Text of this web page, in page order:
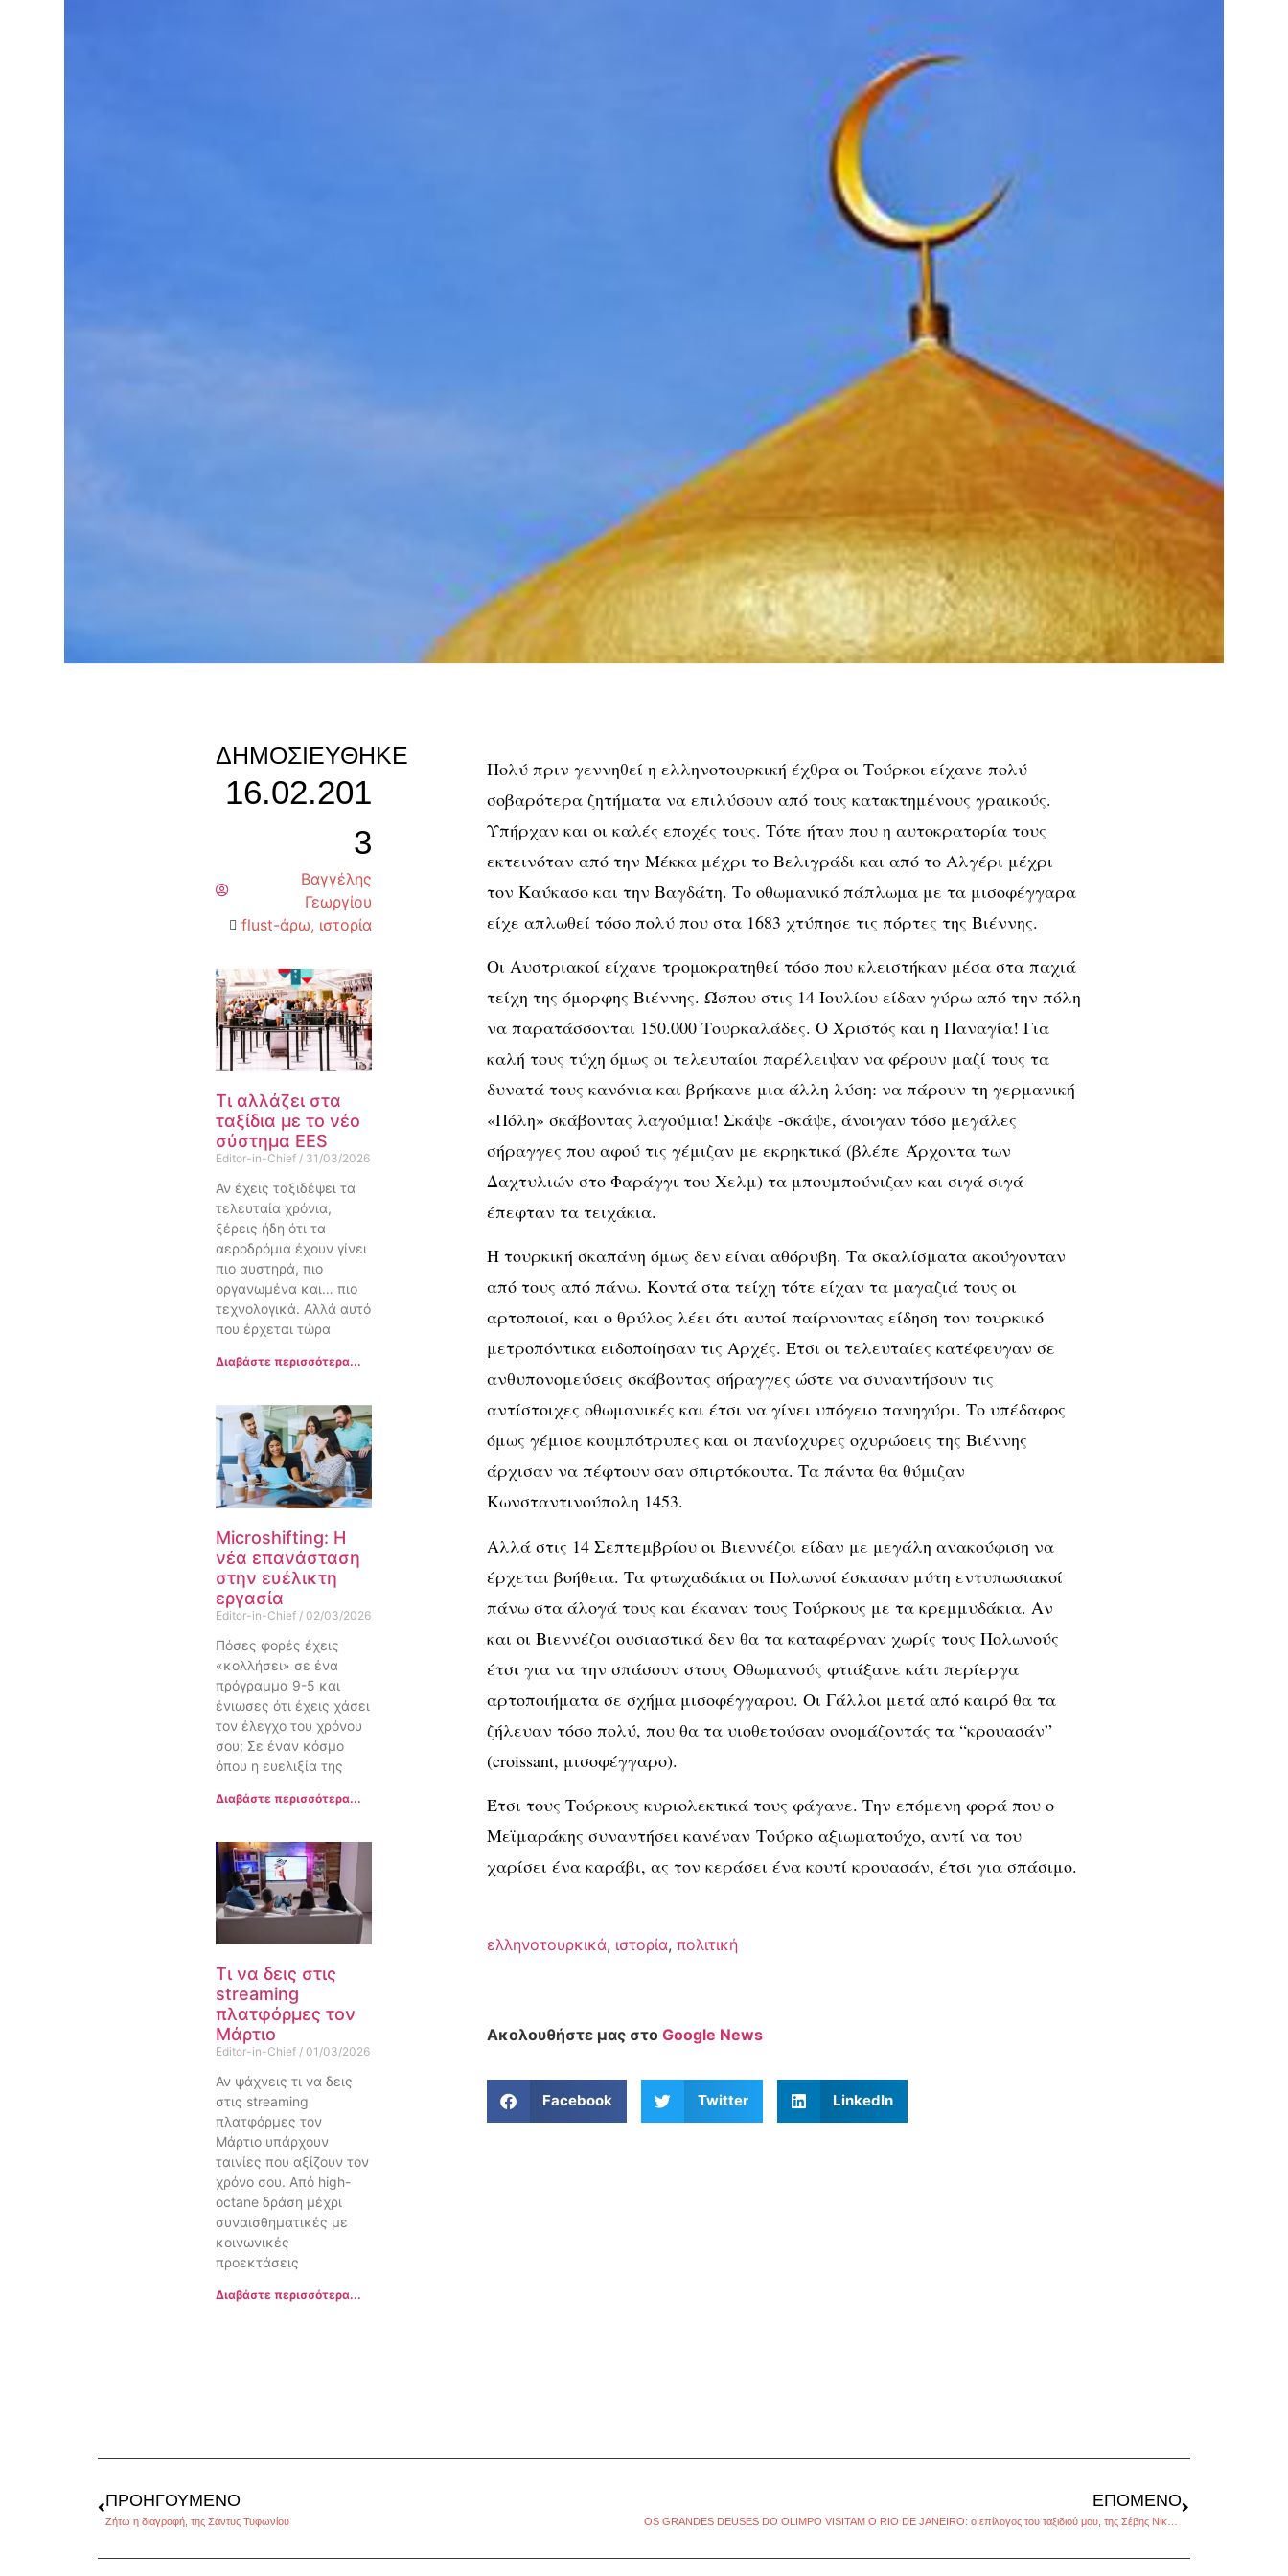
ΔΗΜΟΣΙΕΎΘΗΚΕ
16.02.201
3
Βαγγέλης
Γεωργίου
flust-άρω, ιστορία
Τι αλλάζει στα
ταξίδια με το νέο
σύστημα EES
Editor-in-Chief 31/03/2026
Αν έχεις ταξιδέψει τα
τελευταία χρόνια,
ξέρεις ήδη ότι τα
αεροδρόμια έχουν γίνει
πιο αυστηρά, πιο
οργανωμένα και… πιο
τεχνολογικά. Αλλά αυτό
που έρχεται τώρα
Διαβάστε περισσότερα...
Microshifting: Η
νέα επανάσταση
στην ευέλικτη
εργασία
Editor-in-Chief 02/03/2026
Πόσες φορές έχεις
«κολλήσει» σε ένα
πρόγραμμα 9-5 και
ένιωσες ότι έχεις χάσει
τον έλεγχο του χρόνου
σου; Σε έναν κόσμο
όπου η ευελιξία της
Διαβάστε περισσότερα...
Τι να δεις στις
streaming
πλατφόρμες τον
Μάρτιο
Editor-in-Chief 01/03/2026
Αν ψάχνεις τι να δεις
στις streaming
πλατφόρμες τον
Μάρτιο υπάρχουν
ταινίες που αξίζουν τον
χρόνο σου. Από high-
octane δράση μέχρι
συναισθηματικές με
κοινωνικές
προεκτάσεις
Διαβάστε περισσότερα...
Πολύ πριν γεννηθεί η ελληνοτουρκική έχθρα οι Τούρκοι είχανε πολύ
σοβαρότερα ζητήματα να επιλύσουν από τους κατακτημένους γραικούς.
Υπήρχαν και οι καλές εποχές τους. Τότε ήταν που η αυτοκρατορία τους
εκτεινόταν από την Μέκκα μέχρι το Βελιγράδι και από το Αλγέρι μέχρι
τον Καύκασο και την Βαγδάτη. Το οθωμανικό πάπλωμα με τα μισοφέγγαρα
είχε απλωθεί τόσο πολύ που στα 1683 χτύπησε τις πόρτες της Βιέννης.
Οι Αυστριακοί είχανε τρομοκρατηθεί τόσο που κλειστήκαν μέσα στα παχιά
τείχη της όμορφης Βιέννης. Ώσπου στις 14 Ιουλίου είδαν γύρω από την πόλη
να παρατάσσονται 150.000 Τουρκαλάδες. Ο Χριστός και η Παναγία! Για
καλή τους τύχη όμως οι τελευταίοι παρέλειψαν να φέρουν μαζί τους τα
δυνατά τους κανόνια και βρήκανε μια άλλη λύση: να πάρουν τη γερμανική
«Πόλη» σκάβοντας λαγούμια! Σκάψε -σκάψε, άνοιγαν τόσο μεγάλες
σήραγγες που αφού τις γέμιζαν με εκρηκτικά (βλέπε Άρχοντα των
Δαχτυλιών στο Φαράγγι του Χελμ) τα μπουμπούνιζαν και σιγά σιγά
έπεφταν τα τειχάκια.
Η τουρκική σκαπάνη όμως δεν είναι αθόρυβη. Τα σκαλίσματα ακούγονταν
από τους από πάνω. Κοντά στα τείχη τότε είχαν τα μαγαζιά τους οι
αρτοποιοί, και ο θρύλος λέει ότι αυτοί παίρνοντας είδηση τον τουρκικό
μετροπόντικα ειδοποίησαν τις Αρχές. Έτσι οι τελευταίες κατέφευγαν σε
ανθυπονομεύσεις σκάβοντας σήραγγες ώστε να συναντήσουν τις
αντίστοιχες οθωμανικές και έτσι να γίνει υπόγειο πανηγύρι. Το υπέδαφος
όμως γέμισε κουμπότρυπες και οι πανίσχυρες οχυρώσεις της Βιέννης
άρχισαν να πέφτουν σαν σπιρτόκουτα. Τα πάντα θα θύμιζαν
Κωνσταντινούπολη 1453.
Αλλά στις 14 Σεπτεμβρίου οι Βιεννέζοι είδαν με μεγάλη ανακούφιση να
έρχεται βοήθεια. Τα φτωχαδάκια οι Πολωνοί έσκασαν μύτη εντυπωσιακοί
πάνω στα άλογά τους και έκαναν τους Τούρκους με τα κρεμμυδάκια. Αν
και οι Βιεννέζοι ουσιαστικά δεν θα τα καταφέρναν χωρίς τους Πολωνούς
έτσι για να την σπάσουν στους Οθωμανούς φτιάξανε κάτι περίεργα
αρτοποιήματα σε σχήμα μισοφέγγαρου. Οι Γάλλοι μετά από καιρό θα τα
ζήλευαν τόσο πολύ, που θα τα υιοθετούσαν ονομάζοντάς τα “κρουασάν”
(croissant, μισοφέγγαρο).
Έτσι τους Τούρκους κυριολεκτικά τους φάγανε. Την επόμενη φορά που ο
Μεϊμαράκης συναντήσει κανέναν Τούρκο αξιωματούχο, αντί να του
χαρίσει ένα καράβι, ας τον κεράσει ένα κουτί κρουασάν, έτσι για σπάσιμο.
ελληνοτουρκικά, ιστορία, πολιτική
Ακολουθήστε μας στο Google News
Facebook Twitter LinkedIn
ΠΡΟΗΓΟΎΜΕΝΟ
Ζήτω η διαγραφή, της Σάντυς Τυφωνίου
ΕΠΌΜΕΝΟ